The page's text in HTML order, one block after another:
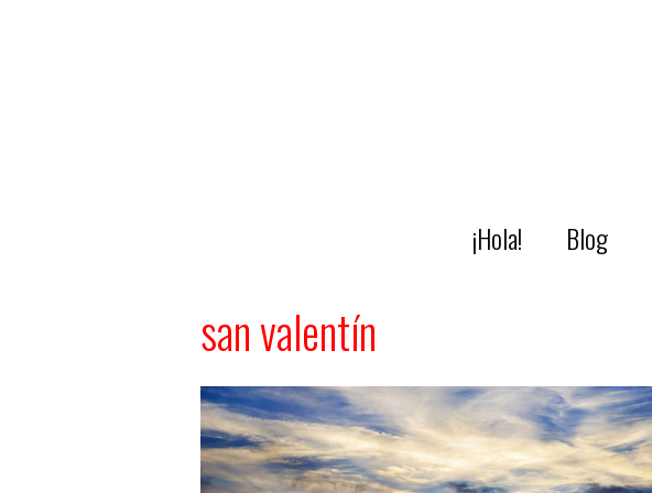
¡Hola! Blog
san valentín